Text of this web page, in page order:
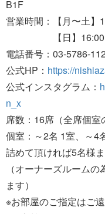
B1F
営業時間：【月〜土】
【日】16:00～
電話番号：03-5786-
公式HP： https://
公式インスタグラム：
n_x
席数：16席（全席個室
個室：～2名 1室、～4
詰めて頂ければ5名様
（オーナーズルーム
ます）
※お部屋のご指定はご